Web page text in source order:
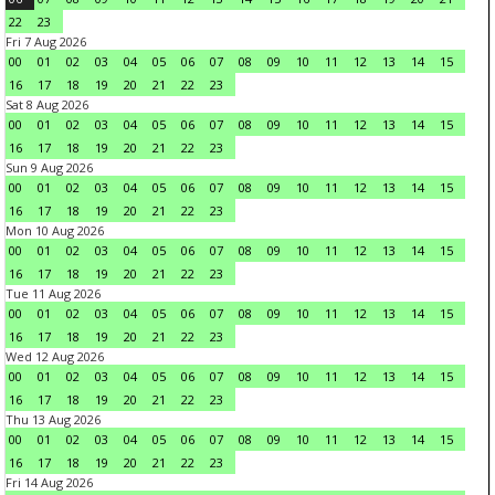
22
23
Fri 7 Aug 2026
00
01 02 03 04 05 06 07 08 09 10 11 12 13 14
15
16
17 18 19 20 21 22
23
Sat 8 Aug 2026
00
01 02 03 04 05 06 07 08 09 10 11 12 13 14
15
16
17 18 19 20 21 22
23
Sun 9 Aug 2026
00
01 02 03 04 05 06 07 08 09 10 11 12 13 14
15
16
17 18 19 20 21 22
23
Mon 10 Aug 2026
00
01 02 03 04 05 06 07 08 09 10 11 12 13 14
15
16
17 18 19 20 21 22
23
Tue 11 Aug 2026
00
01 02 03 04 05 06 07 08 09 10 11 12 13 14
15
16
17 18 19 20 21 22
23
Wed 12 Aug 2026
00
01 02 03 04 05 06 07 08 09 10 11 12 13 14
15
16
17 18 19 20 21 22
23
Thu 13 Aug 2026
00
01 02 03 04 05 06 07 08 09 10 11 12 13 14
15
16
17 18 19 20 21 22
23
Fri 14 Aug 2026